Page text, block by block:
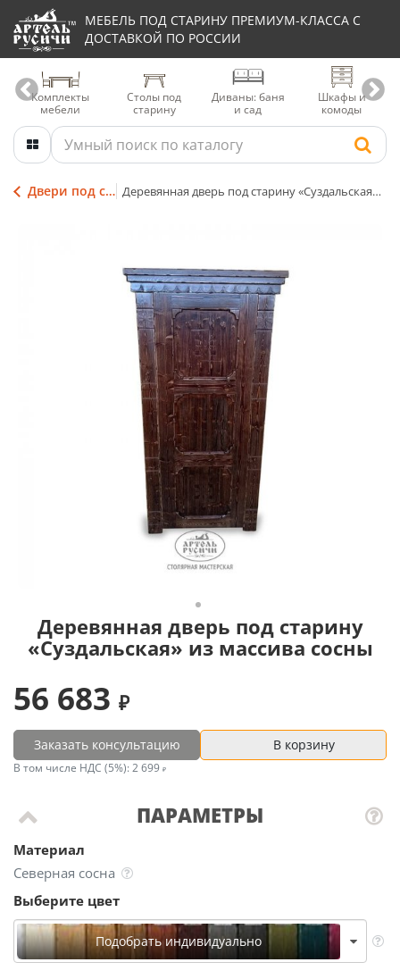
МЕБЕЛЬ ПОД СТАРИНУ ПРЕМИУМ-КЛАССА С
ДОСТАВКОЙ ПО РОССИИ
Комплекты
мебели
Столы под
старину
Диваны: баня
и сад
Шкафы и
комоды
Двери под старину Деревянная дверь под старину «Суздальская» из массива сосны
Деревянная дверь под старину
«Суздальская» из массива сосны
ПАРАМЕТРЫ
Материал
Северная сосна
Выберите цвет
Подобрать индивидуально
56 683
Заказать консультацию В корзину
В том числе НДС (5%): 2 699